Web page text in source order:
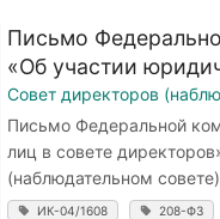
Письмо
«Об участии
Совет директоров
Письмо Федеральной
лиц в совете
(наблюдательном
ИК-04/1608 208-ФЗ